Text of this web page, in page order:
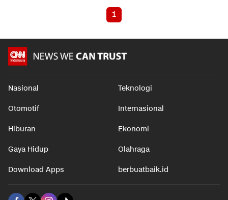
1
Nasional Teknologi
Otomotif Internasional
Hiburan Ekonomi
Gaya Hidup Olahraga
Download Apps berbuatbaik.id